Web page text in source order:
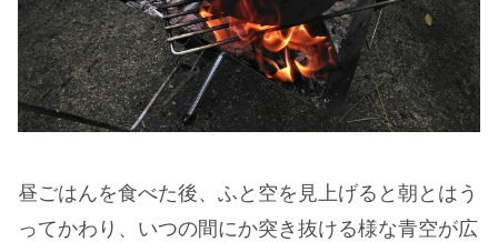
昼ごはんを食べた後、ふと空を見上げると朝とはう
ってかわり、いつの間にか突き抜ける様な青空が広